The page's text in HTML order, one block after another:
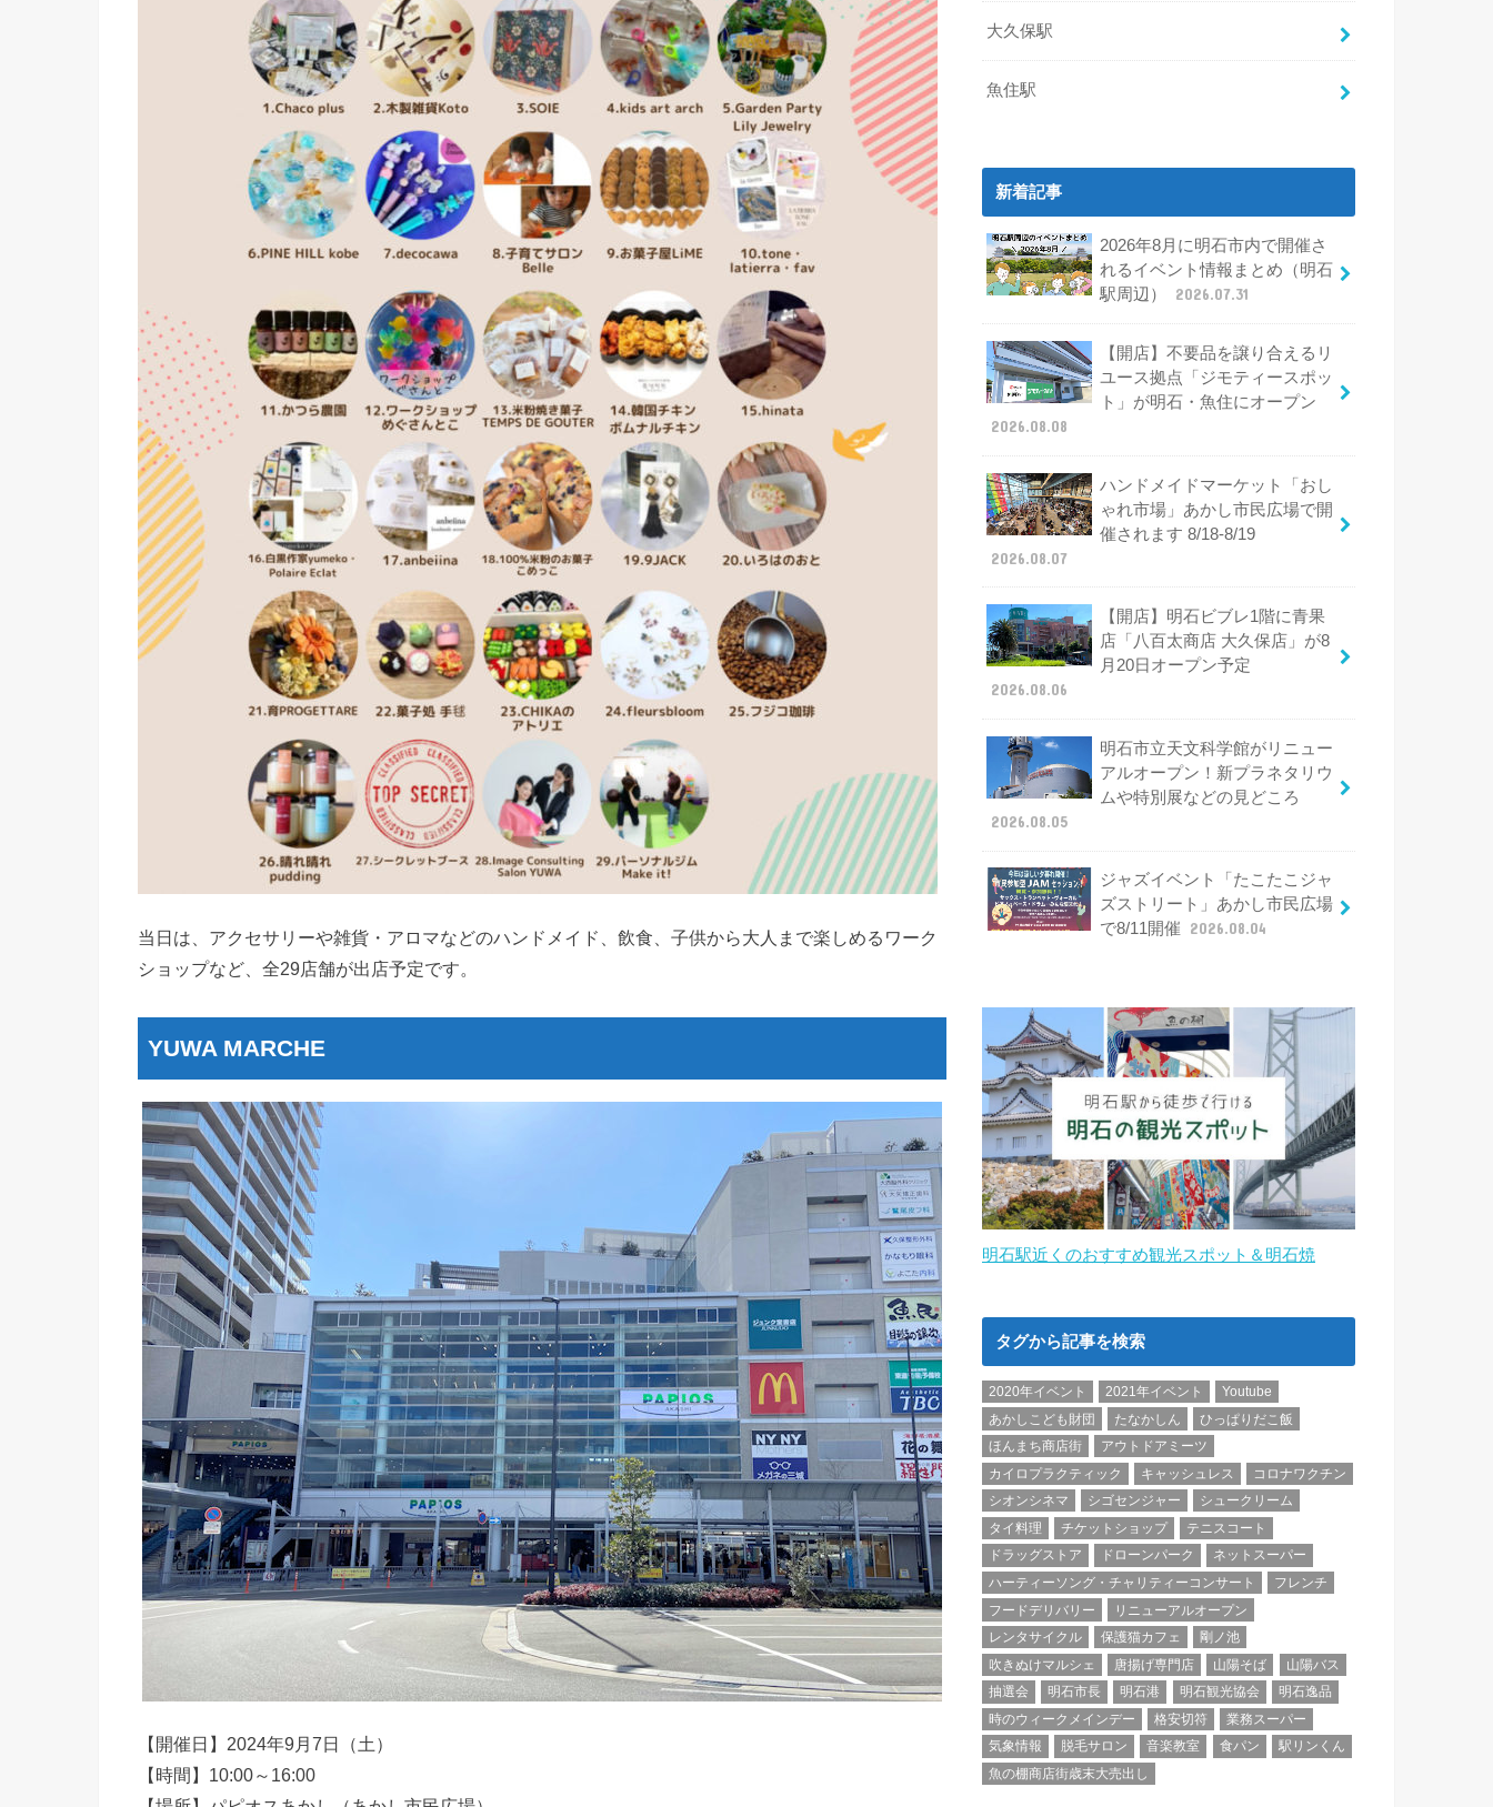
当日は、アクセサリーや雑貨・アロマなどのハンドメイド、飲食、子供から大人まで楽しめるワーク
ショップなど、全29店舗が出店予定です。
YUWA MARCHE
【開催日】2024年9月7日（土）
【時間】10:00～16:00
大久保駅
魚住駅
新着記事
2026年8月に明石市内で開催さ
れるイベント情報まとめ（明石
駅周辺）
2026.07.31
【開店】不要品を譲り合えるリ
ユース拠点「ジモティースポッ
ト」が明石・魚住にオープン
2026.08.08
ハンドメイドマーケット「おし
ゃれ市場」あかし市民広場で開
催されます 8/18-8/19
2026.08.07
【開店】明石ビブレ1階に青果
店「八百太商店 大久保店」が8
月20日オープン予定
2026.08.06
明石市立天文科学館がリニュー
アルオープン！新プラネタリウ
ムや特別展などの見どころ
2026.08.05
ジャズイベント「たこたこジャ
ズストリート」あかし市民広場
で8/11開催
2026.08.04
明石駅近くのおすすめ観光スポット＆明石焼
タグから記事を検索
2020年イベント 2021年イベント
Youtube
あかしこども財団
たなかしん
ひっぱりだこ飯
ほんまち商店街
アウトドアミーツ
カイロプラクティック
キャッシュレス
コロナワクチン
シオンシネマ
シゴセンジャー
シュークリーム
タイ料理
チケットショップ
テニスコート
ドラッグストア
ドローンパーク
ネットスーパー
ハーティーソング・チャリティーコンサート
フレンチ
フードデリバリー
リニューアルオープン
レンタサイクル
保護猫カフェ
剛ノ池
吹きぬけマルシェ
唐揚げ専門店 山陽そば
山陽バス
抽選会
明石市長 明石港 明石観光協会
明石逸品
時のウィークメインデー
格安切符
業務スーパー
気象情報
脱毛サロン 音楽教室 食パン
駅リンくん
魚の棚商店街歳末大売出し